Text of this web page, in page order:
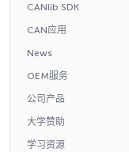
CANlib SDK
CAN应用
News
OEM服务
公司产品
大学赞助
学习资源